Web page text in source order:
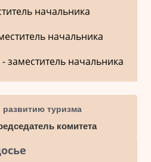
начальника
начальника
- заместитель начальника
развитию туризма
комитета